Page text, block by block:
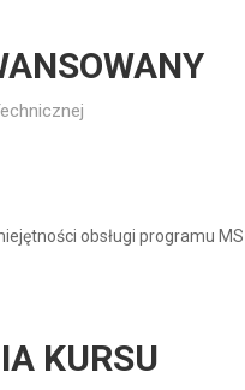
obsługi programu MS
KURSU